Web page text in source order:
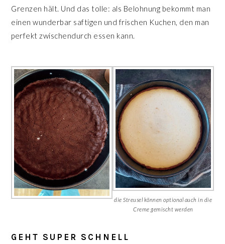
Grenzen hält. Und das tolle: als Belohnung bekommt man
einen wunderbar saftigen und frischen Kuchen, den man
perfekt zwischendurch essen kann.
die Streusel können optional auch in die
Creme gemischt werden
GEHT SUPER SCHNELL